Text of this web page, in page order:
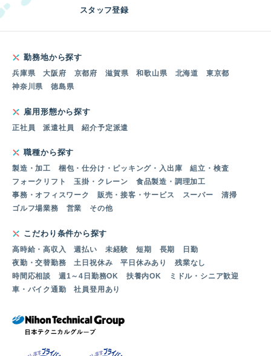
スタッフ登録
勤務地から探す
兵庫県 大阪府 京都府 滋賀県 和歌山県 北海道
東京都
神奈川県
徳島県
雇用形態から探す
正社員 派遣社員 紹介予定派遣
職種から探す
製造・加工 梱包・仕分け・ピッキング・入出庫
組立・検査
フォークリフト
玉掛・クレーン
食品製造・調理加工
事務・オフィスワーク
販売・接客・サービス スーパー
清掃
ゴルフ場業務
営業 その他
こだわり条件から探す
高時給・高収入 週払い 未経験 短期 長期
日勤
夜勤・交替勤務
土日祝休み 平日休みあり
残業なし
時間応相談
週1～4日勤務OK 扶養内OK
ミドル・シニア歓迎
車・バイク通勤
社員登用あり